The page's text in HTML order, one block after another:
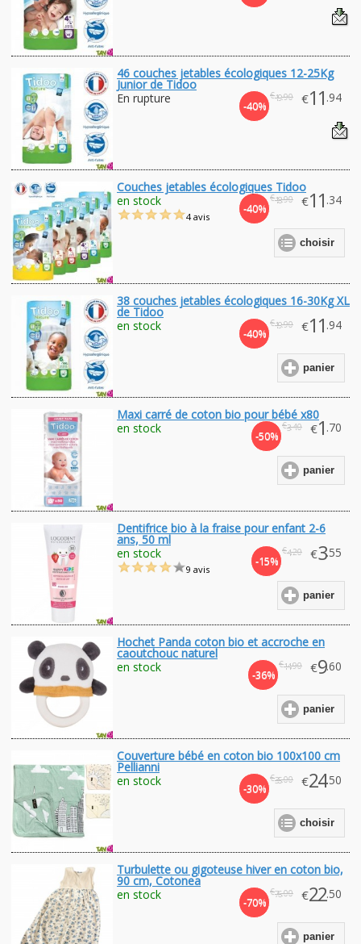
46 couches jetables écologiques 12-25Kg
Junior de Tidoo
-40%
€19.90 €11 .94
En rupture
Couches jetables écologiques Tidoo
-40%
€18.90 €11 .34
en stock
choisir
4 avis
38 couches jetables écologiques 16-30Kg XL
de Tidoo
-40%
€19.90 €11 .94
en stock
panier
Maxi carré de coton bio pour bébé x80
-50%
€3.40 €1 .70
en stock
panier
Dentifrice bio à la fraise pour enfant 2-6
ans, 50 ml
-15%
€4.20 €3.55
en stock
panier
9 avis
Hochet Panda coton bio et accroche en
caoutchouc naturel
-36%
€14.90 €9.60
en stock
panier
Couverture bébé en coton bio 100x100 cm
Pellianni
-30%
€35.00 €24.50
en stock
choisir
Turbulette ou gigoteuse hiver en coton bio,
90 cm, Cotonea
-70%
€76.00 €22.50
en stock
panier